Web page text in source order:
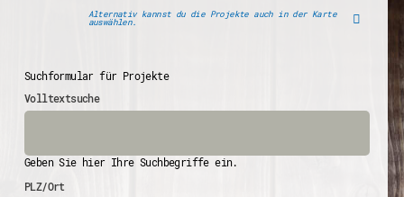
Alternativ kannst du die Projekte auch in der Karte
auswählen.
Suchformular für Projekte
Volltextsuche
Geben Sie hier Ihre Suchbegriffe ein.
PLZ/Ort